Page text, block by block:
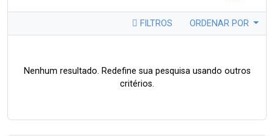
FILTROS ORDENAR POR
Nenhum resultado. Redefine sua pesquisa usando outros
critérios.